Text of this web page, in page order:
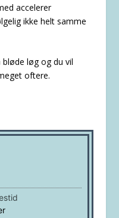
accelerer
ikke helt samme
løg og du vil
oftere.